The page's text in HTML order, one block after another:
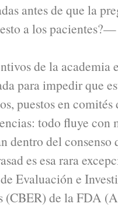
antes de que la
a los
de la academia
para impedir que
puestos en
todo fluye con
dentro del consenso
es esa rara
Evaluación e
(CBER) de la FDA